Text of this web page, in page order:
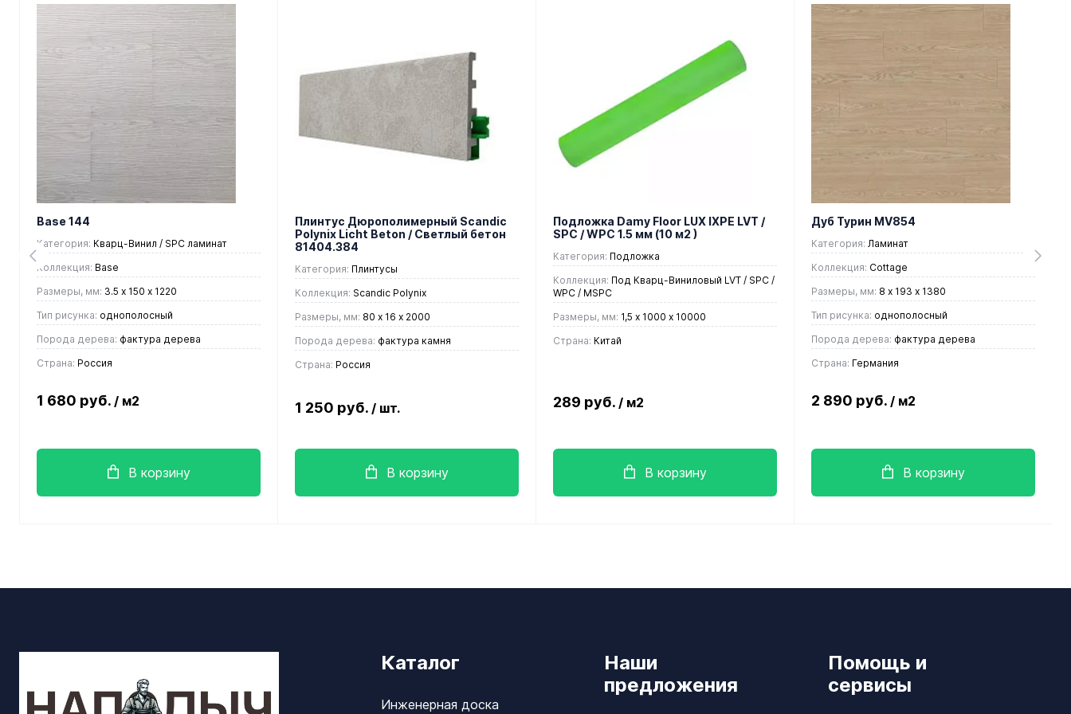
Base 144
Категория: Кварц-Винил / SPC ламинат
Коллекция: Base
Размеры, мм: 3.5 х 150 х 1220
Тип рисунка: однополосный
Порода дерева: фактура дерева
Страна: Россия
1 680 руб. / м2
В корзину
Плинтус Дюрополимерный Scandic
Polynix Licht Beton / Светлый бетон
81404.384
Категория: Плинтусы
Коллекция: Scandic Polynix
Размеры, мм: 80 х 16 х 2000
Порода дерева: фактура камня
Страна: Россия
1 250 руб. / шт.
В корзину
Подложка Damy Floor LUX IXPE LVT /
SPC / WPC 1.5 мм (10 м2 )
Категория: Подложка
Коллекция: Под Кварц-Виниловый LVT / SPC /
WPC / MSPC
Размеры, мм: 1,5 х 1000 х 10000
Страна: Китай
289 руб. / м2
В корзину
Дуб Турин MV854
Категория: Ламинат
Коллекция: Cottage
Размеры, мм: 8 х 193 х 1380
Тип рисунка: однополосный
Порода дерева: фактура дерева
Страна: Германия
2 890 руб. / м2
В корзину
Каталог
Инженерная доска
Наши
предложения
Помощь и
сервисы